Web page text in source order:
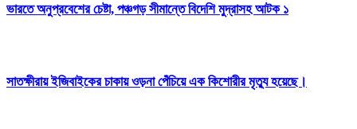
ভারতে অনুপ্রবেশের চেষ্টা, পঞ্চগড় সীমান্তে বিদেশি মুদ্রাসহ আটক ১
সাতক্ষীরায় ইজিবাইকের চাকায় ওড়না পেঁচিয়ে এক কিশোরীর মৃত্যু হয়েছে।